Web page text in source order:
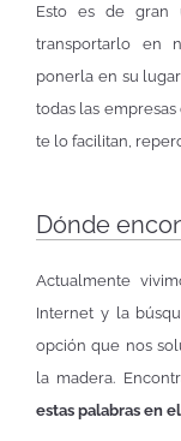
Esto es de gran
transportarlo en
ponerla en su
todas las
te lo facilitan,
Dónde
Actualmente
Internet y la
opción que nos
la madera.
estas palabras en